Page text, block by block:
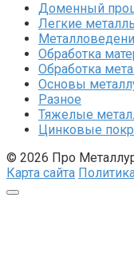
Доменный
Легкие
Обработка
Обработка
Основы
Разное
Тяжелые
Цинковые
© 2026 Про
Карта сайта